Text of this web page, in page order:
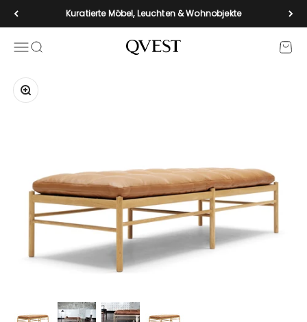
Zum Inhalt springenKuratierte Möbel, Leuchten & Wohnobjekte
Navigationsmenü öffnen
Suche öffnen qvest-de
Bild vergrößern